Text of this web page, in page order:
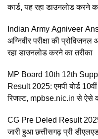
कार्ड, यह रहा डाउनलोड करने
Indian Army Agniveer
अग्निवीर परीक्षा की
रहा डाउनलोड करने का तरीका
MP Board 10th 12th
Result 2025: एमपी बोर्ड
रिजल्ट, mpbse.nic.in से ऐसे
CG Pre Deled Result
जारी हुआ छत्तीसगढ़ प्री